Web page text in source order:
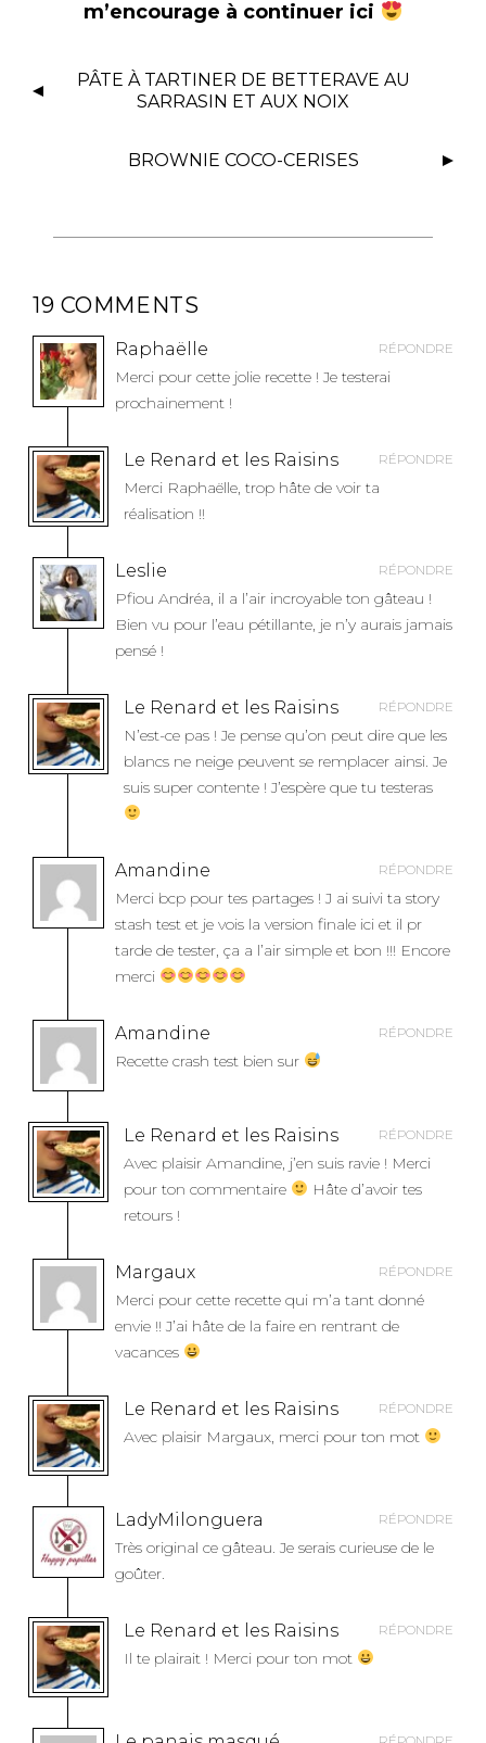
m’encourage à continuer ici
A
N
D
E
L
A
R
T
I
C
L
E
PÂTE À TARTINER DE BETTERAVE AU
SARRASIN ET AUX NOIX
BROWNIE COCO-CERISES
19 COMMENTS
Raphaëlle RÉPONDRE
Merci pour cette jolie recette ! Je testerai
prochainement !
Le Renard et les Raisins RÉPONDRE
Merci Raphaëlle, trop hâte de voir ta
réalisation !!
Leslie RÉPONDRE
Pfiou Andréa, il a l’air incroyable ton gâteau !
Bien vu pour l’eau pétillante, je n’y aurais jamais
pensé !
Le Renard et les Raisins RÉPONDRE
N’est-ce pas ! Je pense qu’on peut dire que les
blancs ne neige peuvent se remplacer ainsi. Je
suis super contente ! J’espère que tu testeras
Amandine RÉPONDRE
Merci bcp pour tes partages ! J ai suivi ta story
stash test et je vois la version finale ici et il pr
tarde de tester, ça a l’air simple et bon !!! Encore
merci
Amandine RÉPONDRE
Recette crash test bien sur
Le Renard et les Raisins RÉPONDRE
Avec plaisir Amandine, j’en suis ravie ! Merci
pour ton commentaire
Hâte d’avoir tes
retours !
Margaux RÉPONDRE
Merci pour cette recette qui m’a tant donné
envie !! J’ai hâte de la faire en rentrant de
vacances
Le Renard et les Raisins RÉPONDRE
Avec plaisir Margaux, merci pour ton mot
LadyMilonguera RÉPONDRE
Très original ce gâteau. Je serais curieuse de le
goûter.
Le Renard et les Raisins RÉPONDRE
Il te plairait ! Merci pour ton mot